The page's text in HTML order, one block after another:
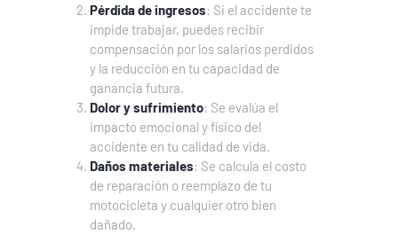
Pérdida de ingresos: Si el accidente te
impide trabajar, puedes recibir
compensación por los salarios perdidos
y la reducción en tu capacidad de
ganancia futura.
Dolor y sufrimiento: Se evalúa el
impacto emocional y físico del
accidente en tu calidad de vida.
Daños materiales: Se calcula el costo
de reparación o reemplazo de tu
motocicleta y cualquier otro bien
dañado.